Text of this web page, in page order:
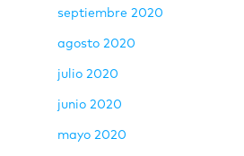
septiembre 2020
agosto 2020
julio 2020
junio 2020
mayo 2020